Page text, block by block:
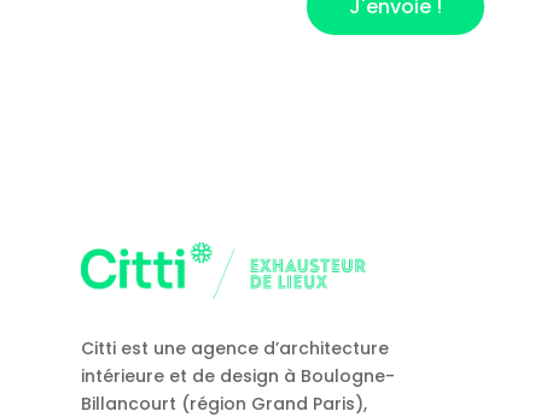
J'envoie !
Citti est une agence d’architecture
intérieure et de design à Boulogne-
Billancourt (région Grand Paris),